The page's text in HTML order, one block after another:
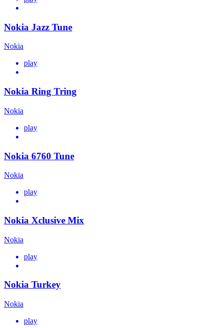
Nokia Jazz Tune
Nokia
play
Nokia Ring Tring
Nokia
play
Nokia 6760 Tune
Nokia
play
Nokia Xclusive Mix
Nokia
play
Nokia Turkey
Nokia
play